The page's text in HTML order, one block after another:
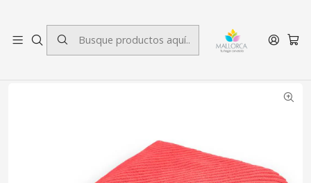
Inicio Baño Toallas Toallón de Baño Jacquard Coral